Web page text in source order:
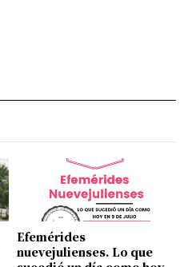
Efemérides
nuevejulienses. Lo que